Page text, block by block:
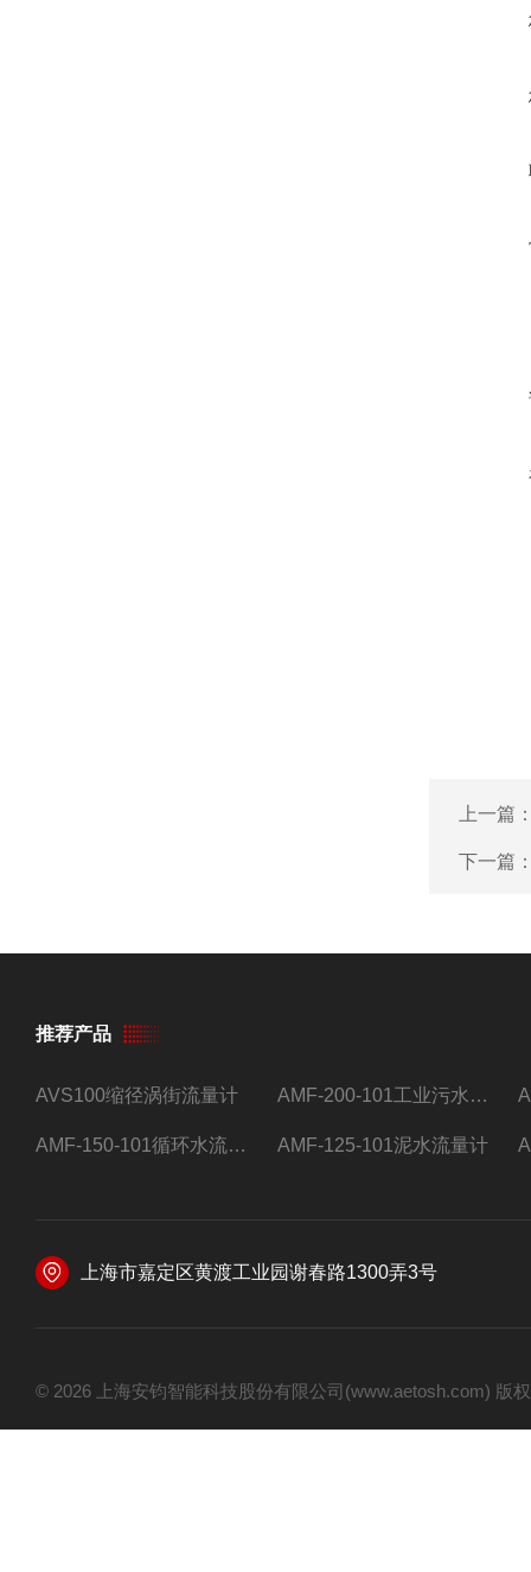
上一篇
下一篇
推荐产品
AVS100缩径涡街流量计 AMF-200-101工业污水流量计
AMF-150-101循环水流量计,电磁流量计 AMF-125-101泥水流量计
上海市嘉定区黄渡工业园谢春路1300弄3号
© 2026 上海安钧智能科技股份有限公司(www.aetosh.com)